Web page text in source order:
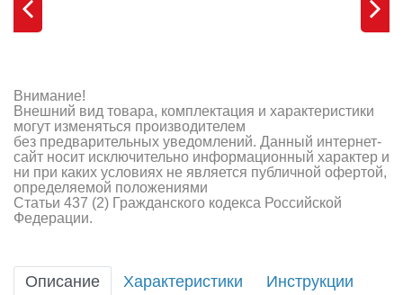
Судомодели
Аппаратура и электроника
Аккумуляторы и батарейки
Зарядные устройства и блоки питания
Двигатели
Инструмент,измерительные приборы,расходники
Внимание!
Внешний вид товара, комплектация и характеристики
могут изменяться производителем
без предварительных уведомлений. Данный интернет-
сайт носит исключительно информационный характер и
ни при каких условиях не является публичной офертой,
определяемой положениями
Статьи 437 (2) Гражданского кодекса Российской
Федерации.
Описание Характеристики Инструкции